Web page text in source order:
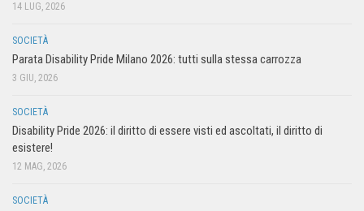
14 LUG, 2026
SOCIETÀ
Parata Disability Pride Milano 2026: tutti sulla stessa carrozza
3 GIU, 2026
SOCIETÀ
Disability Pride 2026: il diritto di essere visti ed ascoltati, il diritto di
esistere!
12 MAG, 2026
SOCIETÀ